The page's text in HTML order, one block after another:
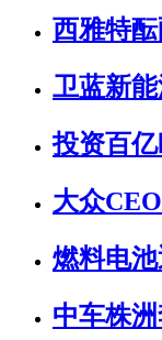
西雅特
卫蓝新
投资百
大众
燃料电
中车株